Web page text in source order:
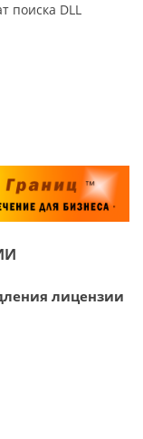
поиска DLL
лицензии